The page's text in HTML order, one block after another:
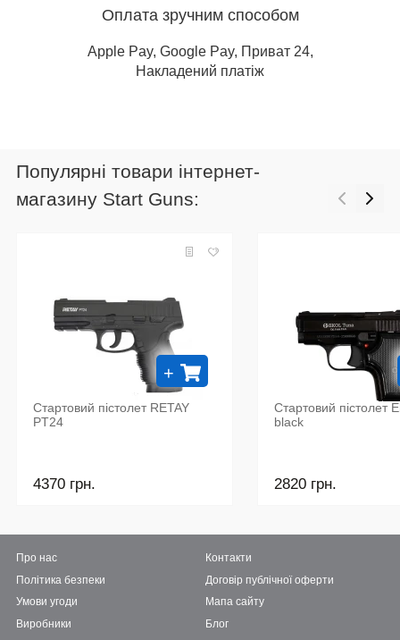
Оплата зручним способом
Apple Pay, Google Pay, Приват 24,
Накладений платіж
Популярні товари інтернет-
магазину Start Guns:
Стартовий пістолет RETAY
PT24
4370 грн.
+
Стартовий пістолет
black
2820 грн.
Про нас
Політика безпеки
Умови угоди
Виробники
Контакти
Договір публічної оферти
Мапа сайту
Блог